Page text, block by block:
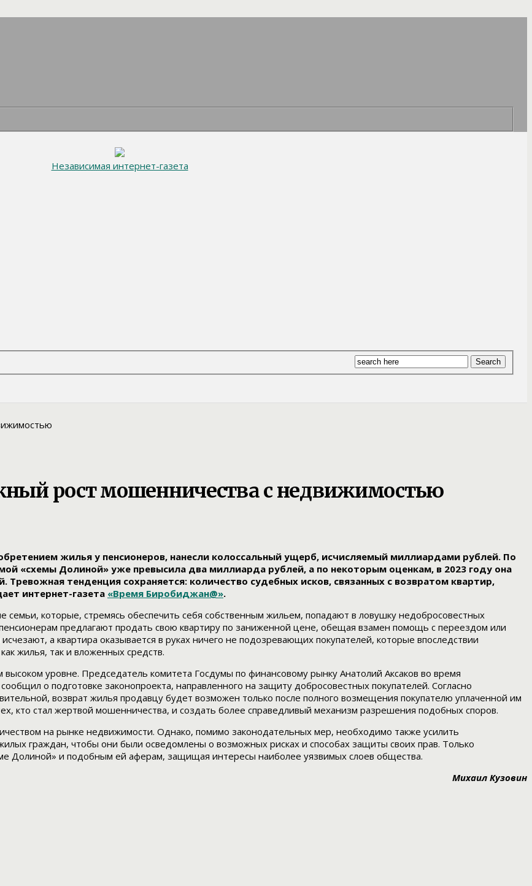
Независимая интернет-газета
рост мошенничества с недвижимостью
жилья у пенсионеров, нанесли колоссальный ущерб, исчисляемый миллиардами рублей. По
«схемы Долиной» уже превысила два миллиарда рублей, а по некоторым оценкам, в 2023 году она
тенденция сохраняется: количество судебных исков, связанных с возвратом квартир,
интернет-газета «Время Биробиджан@».
которые, стремясь обеспечить себя собственным жильем, попадают в ловушку недобросовестных
предлагают продать свою квартиру по заниженной цене, обещая взамен помощь с переездом или
а квартира оказывается в руках ничего не подозревающих покупателей, которые впоследствии
жилья, так и вложенных средств.
уровне. Председатель комитета Госдумы по финансовому рынку Анатолий Аксаков во время
о подготовке законопроекта, направленного на защиту добросовестных покупателей. Согласно
возврат жилья продавцу будет возможен только после полного возмещения покупателю уплаченной им
кто стал жертвой мошенничества, и создать более справедливый механизм разрешения подобных споров.
на рынке недвижимости. Однако, помимо законодательных мер, необходимо также усилить
граждан, чтобы они были осведомлены о возможных рисках и способах защиты своих прав. Только
Долиной» и подобным ей аферам, защищая интересы наиболее уязвимых слоев общества.
Михаил Кузовин